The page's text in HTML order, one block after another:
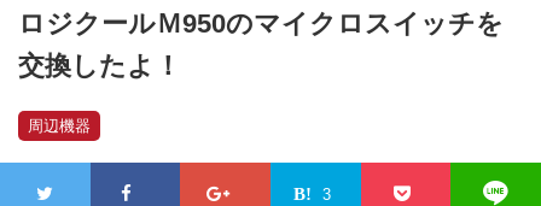
ロジクールＭ950のマイクロスイッチを
交換したよ！
周辺機器
3